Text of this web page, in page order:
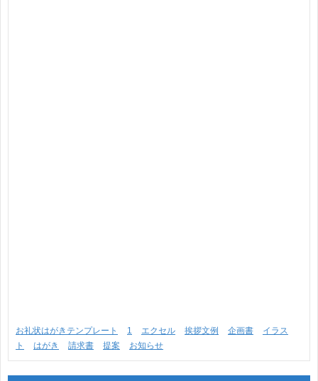
お礼状はがきテンプレート 1 エクセル 挨拶文例 企画書
イラス
ト
はがき 請求書 提案 お知らせ